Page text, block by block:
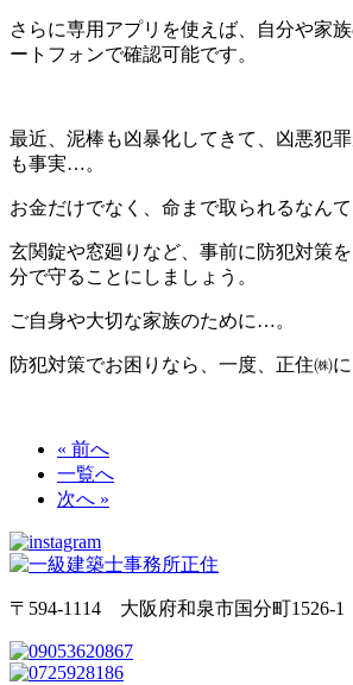
さらに専用アプリを使えば、自分や家
ートフォンで確認可能です。
最近、泥棒も凶暴化してきて、凶悪犯
も事実…。
お金だけでなく、命まで取られるなん
玄関錠や窓廻りなど、事前に防犯対策
分で守ることにしましょう。
ご自身や大切な家族のために…。
防犯対策でお困りなら、一度、正住㈱に
« 前へ
一覧へ
次へ »
〒594-1114 大阪府和泉市国分町1526-1